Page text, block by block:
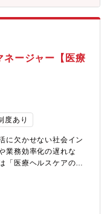
バーがいますが、今回
ます。タクシー事業者
のユーザーに使っても
プリ乗り場の整備施策
いただきます。【具体
、フォローアップ ・新
規アプリ加盟の提案及
ジメント・自治体や大
仕組みづくりや推進業
のプロデュース【ポジ
して、現場の運用・文
方をつくり変えていく
る事情を理解し、時に
み重ねていく。単発の
こそが「渉外」という言
ネージャー【医療
度あり
に欠かせない社会イン
業務効率化の遅れな
「医療ヘルスケアの未
）」を提供し、これら
は、現場視点に基づく
れており、高い評価を